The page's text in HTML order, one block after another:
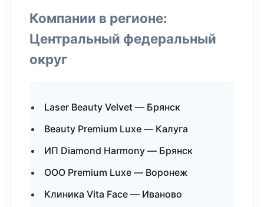
Компании в регионе:
Центральный федеральный
округ
Laser Beauty Velvet — Брянск
Beauty Premium Luxe — Калуга
ИП Diamond Harmony — Брянск
ООО Premium Luxe — Воронеж
Клиника Vita Face — Иваново